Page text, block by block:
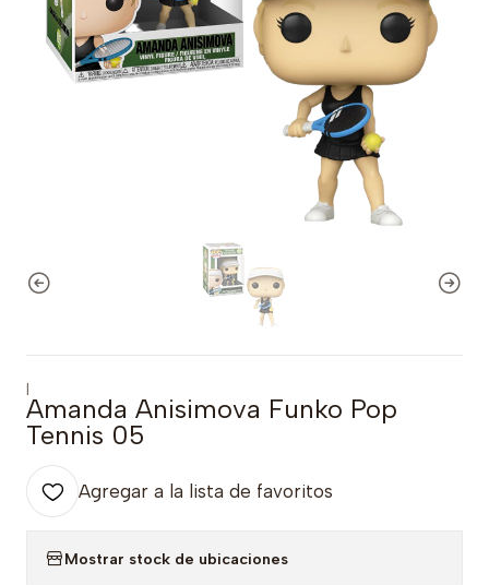
|
Amanda Anisimova Funko Pop
Tennis 05
Agregar a la lista de favoritos
Mostrar stock de ubicaciones